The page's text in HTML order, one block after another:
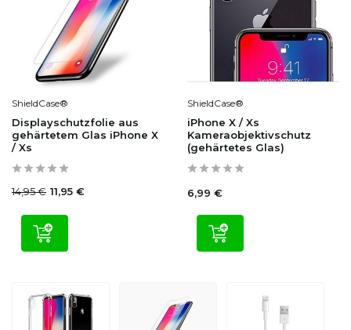
ShieldCase®
Displayschutzfolie aus
gehärtetem Glas iPhone X
/ Xs
14,95 € 11,95 €
ShieldCase®
iPhone X / Xs
Kameraobjektivschutz
(gehärtetes Glas)
6,99 €